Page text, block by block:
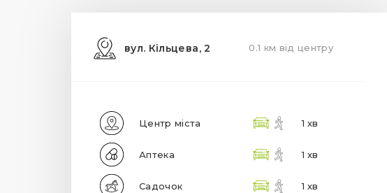
вул. Кільцева, 2 0.1 км від центру
Центр міста 1 хв
Аптека 1 хв
Садочок 1 хв